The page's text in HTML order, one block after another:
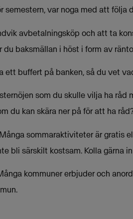
semestern, var noga med att följa
avbetalningsköp och att ta
du baksmällan i höst i form av
ett buffert på banken, så du vet
som du skulle vilja ha råd
du kan skära ner på för att ha
sommaraktiviteter är gratis
bli särskilt kostsam. Kolla gärna
kommuner erbjuder och